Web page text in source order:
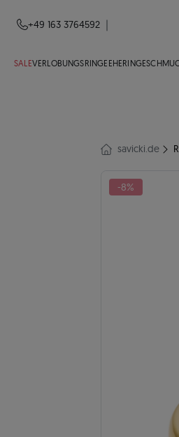
+49 163 3764592
SALEVERLOBUNGSRINGE EHERINGE
savicki.de
-8%